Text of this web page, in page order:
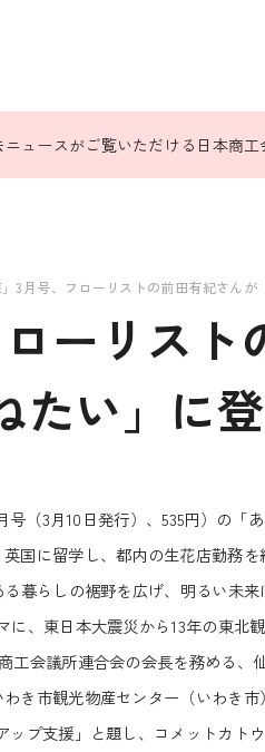
ニュースがご覧いただける日本商
」3月号、フローリストの前田有紀さん
ーリスト
たい」に
（3月10日発行）、535円）の「あ
国に留学し、都内の生花店勤務
暮らしの裾野を広げ、明るい未来
、東日本大震災から13年の東北
会議所連合会の会長を務める、
き市観光物産センター（いわき
プ支援」と題し、コメットカト